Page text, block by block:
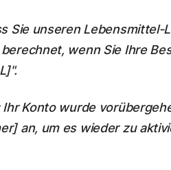
Sie unseren
wenn Sie Ihre
Ihr Konto wurde
an, um es wieder zu